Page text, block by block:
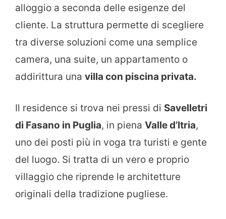
alloggio a seconda delle esigenze del
cliente. La struttura permette di scegliere
tra diverse soluzioni come una semplice
camera, una suite, un appartamento o
addirittura una villa con piscina privata.
Il residence si trova nei pressi di Savelletri
di Fasano in Puglia, in piena Valle d’Itria,
uno dei posti più in voga tra turisti e gente
del luogo. Si tratta di un vero e proprio
villaggio che riprende le architetture
originali della tradizione pugliese.